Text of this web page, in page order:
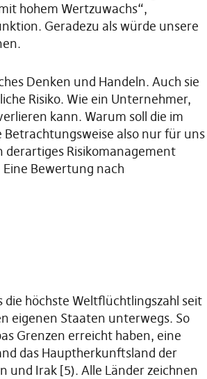
hohem Wertzuwachs“,
Geradezu als würde unsere
Denken und Handeln. Auch sie
Risiko. Wie ein Unternehmer,
kann. Warum soll die im
also nur für uns
derartiges Risikomanagement
Bewertung nach
höchste Weltflüchtlingszahl seit
eigenen Staaten unterwegs. So
Grenzen erreicht haben, eine
das Hauptherkunftsland der
und Irak [5). Alle Länder zeichnen